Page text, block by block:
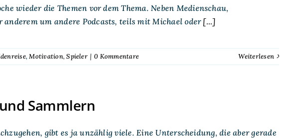
wieder die Themen vor dem Thema. Neben Medienschau,
um andere Podcasts, teils mit Michael oder[...]
,Motivation,Spieler | 0 Kommentare Weiterlesen
Sammlern
gibt es ja unzählig viele. Eine Unterscheidung, die aber gerade